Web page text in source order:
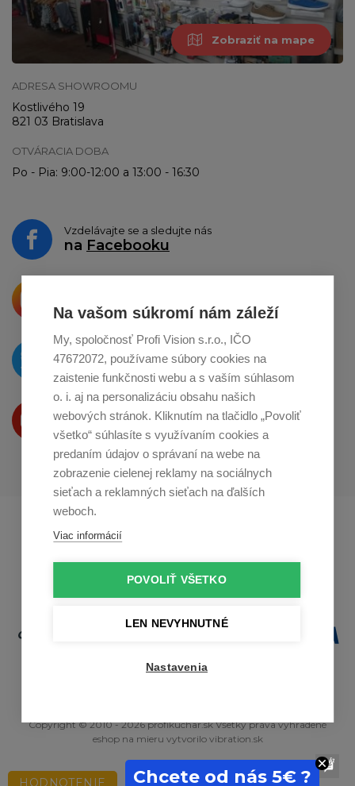
Na vašom súkromí nám záleží
My, spoločnosť Profi Vision s.r.o., IČO
47672072, používame súbory cookies na
zaistenie funkčnosti webu a s vaším súhlasom
o. i. aj na personalizáciu obsahu našich
webových stránok. Kliknutím na tlačidlo „Povoliť
všetko“ súhlasíte s využívaním cookies a
predaním údajov o správaní na webe na
zobrazenie cielenej reklamy na sociálnych
sieťach a reklamných sieťach na ďalších
weboch.
Viac informácií
POVOLIŤ VŠETKO
LEN NEVYHNUTNÉ
Nastavenia
Zobraziť na mape
ADRESA SHOWROOMU
Kostlivého 19
821 03 Bratislava
OTVÁRACIA DOBA
Po - Pia: 9:00-12:00 a 13:00 - 16:30
Vzdelávajte se a sledujte nás
na Facebooku
o zdieľanie naInstagrame
O novinkách píšeme
naTwitteri
Produkty Vám predstavujeme
na Youtube
Profikuchař.cz
Copyright © 2010 - 2026 profikuchar.sk Všetky práva vyhradené
eshop na mieru vytvorilo vibration.sk
HODNOTENIE Chcete od nás 5€ ?